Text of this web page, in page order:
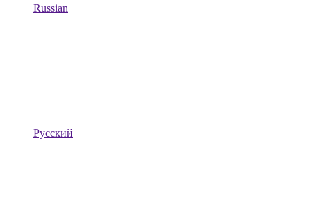
Russian
Русский